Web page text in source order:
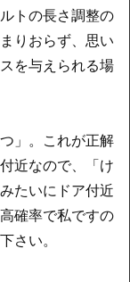
トの長さ調整の
りおらず、思い
を与えられる場
」。これが正解
近なので、「け
たいにドア付近
確率で私ですの
さい。